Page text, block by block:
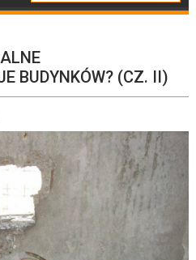
BUDYNKÓW? (CZ. II)